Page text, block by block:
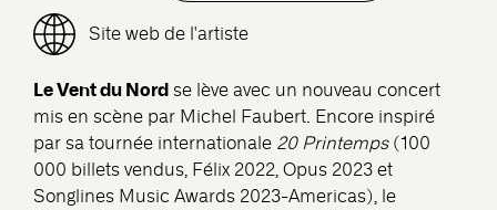
Site web de l'artiste
Le Vent du Nord se lève avec un nouveau concert
mis en scène par Michel Faubert. Encore inspiré
par sa tournée internationale 20 Printemps(100
000 billets vendus, Félix 2022, Opus 2023 et
Songlines Music Awards 2023-Americas), le